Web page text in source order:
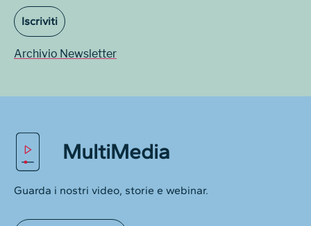
Iscriviti
Archivio Newsletter
MultiMedia
Guarda i nostri video, storie e webinar.